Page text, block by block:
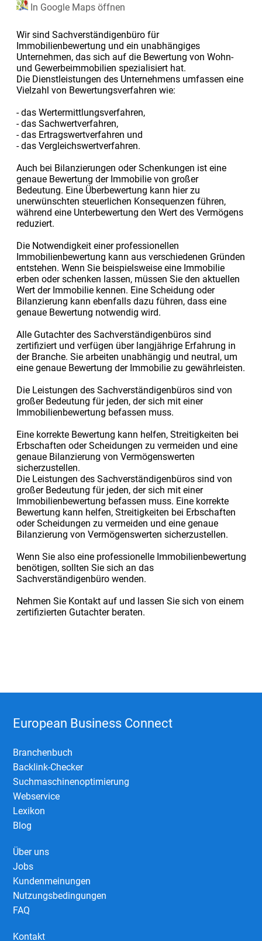
In Google Maps öffnen
Wir sind Sachverständigenbüro für
Immobilienbewertung und ein unabhängiges
Unternehmen, das sich auf die Bewertung von Wohn-
und Gewerbeimmobilien spezialisiert hat.
Die Dienstleistungen des Unternehmens umfassen eine
Vielzahl von Bewertungsverfahren wie:
- das Wertermittlungsverfahren,
- das Sachwertverfahren,
- das Ertragswertverfahren und
- das Vergleichswertverfahren.
Auch bei Bilanzierungen oder Schenkungen ist eine
genaue Bewertung der Immobilie von großer
Bedeutung. Eine Überbewertung kann hier zu
unerwünschten steuerlichen Konsequenzen führen,
während eine Unterbewertung den Wert des Vermögens
reduziert.
Die Notwendigkeit einer professionellen
Immobilienbewertung kann aus verschiedenen Gründen
entstehen. Wenn Sie beispielsweise eine Immobilie
erben oder schenken lassen, müssen Sie den aktuellen
Wert der Immobilie kennen. Eine Scheidung oder
Bilanzierung kann ebenfalls dazu führen, dass eine
genaue Bewertung notwendig wird.
Alle Gutachter des Sachverständigenbüros sind
zertifiziert und verfügen über langjährige Erfahrung in
der Branche. Sie arbeiten unabhängig und neutral, um
eine genaue Bewertung der Immobilie zu gewährleisten.
Die Leistungen des Sachverständigenbüros sind von
großer Bedeutung für jeden, der sich mit einer
Immobilienbewertung befassen muss.
Eine korrekte Bewertung kann helfen, Streitigkeiten bei
Erbschaften oder Scheidungen zu vermeiden und eine
genaue Bilanzierung von Vermögenswerten
sicherzustellen.
Die Leistungen des Sachverständigenbüros sind von
großer Bedeutung für jeden, der sich mit einer
Immobilienbewertung befassen muss. Eine korrekte
Bewertung kann helfen, Streitigkeiten bei Erbschaften
oder Scheidungen zu vermeiden und eine genaue
Bilanzierung von Vermögenswerten sicherzustellen.
Wenn Sie also eine professionelle Immobilienbewertung
benötigen, sollten Sie sich an das
Sachverständigenbüro wenden.
Nehmen Sie Kontakt auf und lassen Sie sich von einem
zertifizierten Gutachter beraten.
European Business Connect
Branchenbuch
Backlink-Checker
Suchmaschinenoptimierung
Webservice
Lexikon
Blog
Über uns
Jobs
Kundenmeinungen
Nutzungsbedingungen
FAQ
Kontakt